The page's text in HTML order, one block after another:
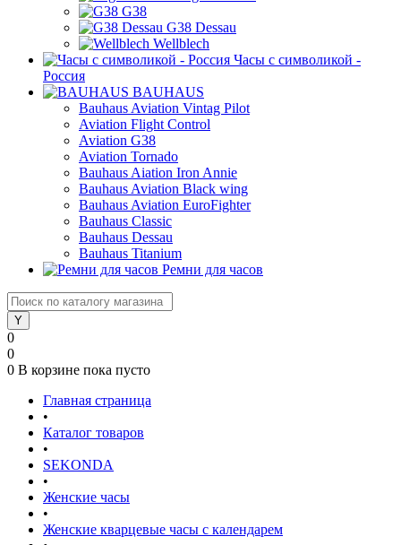
G38
G38 Dessau
Wellblech
Часы с символикой -
Россия
BAUHAUS
Bauhaus Aviation Vintag Pilot
Aviation Flight Control
Aviation G38
Aviation Tornado
Bauhaus Aiation Iron Annie
Bauhaus Aviation Black wing
Bauhaus Aviation EuroFighter
Bauhaus Classic
Bauhaus Dessau
Bauhaus Titanium
Ремни для часов
0
0
0 В корзине пока пусто
Главная страница
•
Каталог товаров
•
SEKONDA
•
Женские часы
•
Женские кварцевые часы с календарем